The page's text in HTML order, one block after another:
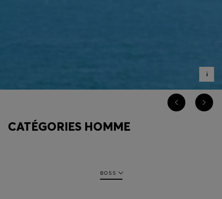
i
CATÉGORIES HOMME
BOSS